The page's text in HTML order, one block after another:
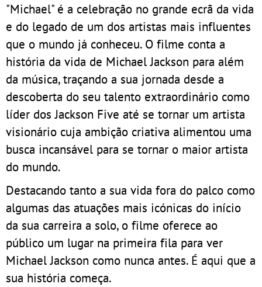
"Michael" é a celebração no grande ecrã da vida
e do legado de um dos artistas mais influentes
que o mundo já conheceu. O filme conta a
história da vida de Michael Jackson para além
da música, traçando a sua jornada desde a
descoberta do seu talento extraordinário como
líder dos Jackson Five até se tornar um artista
visionário cuja ambição criativa alimentou uma
busca incansável para se tornar o maior artista
do mundo.
Destacando tanto a sua vida fora do palco como
algumas das atuações mais icónicas do início
da sua carreira a solo, o filme oferece ao
público um lugar na primeira fila para ver
Michael Jackson como nunca antes. É aqui que a
sua história começa.